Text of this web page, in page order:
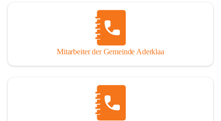
Mitarbeiter der Gemeinde Aderklaa